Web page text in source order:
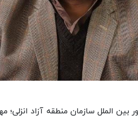
الملل سازمان منطقه آزاد انزلی؛